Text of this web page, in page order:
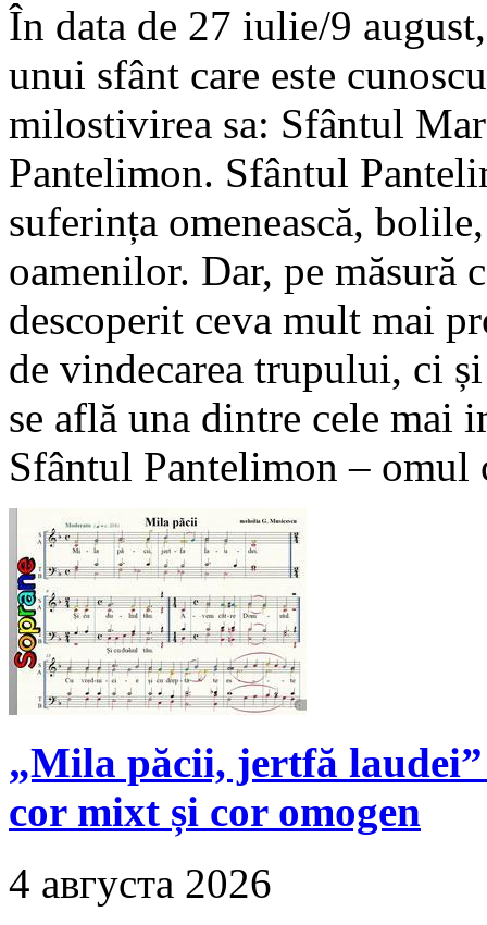
În data de 27 iulie/9
unui sfânt care este
milostivirea sa: Sfântul
Pantelimon. Sfântul
suferința omenească,
oamenilor. Dar, pe măsură
descoperit ceva mult mai
de vindecarea trupului, ci
se află una dintre cele mai
Sfântul Pantelimon –
„Mila păcii, jertfă
cor mixt și cor omogen
4 августа 2026